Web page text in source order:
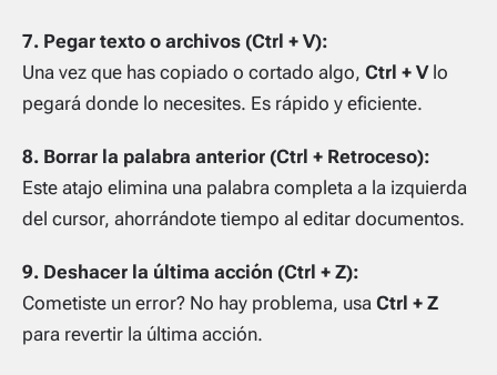
7. Pegar texto o archivos (Ctrl + V):
Una vez que has copiado o cortado algo, Ctrl + Vlo
pegará donde lo necesites. Es rápido y eficiente.
8. Borrar la palabra anterior (Ctrl + Retroceso):
Este atajo elimina una palabra completa a la izquierda
del cursor, ahorrándote tiempo al editar documentos.
9. Deshacer la última acción (Ctrl + Z):
Cometiste un error? No hay problema, usa Ctrl + Z
para revertir la última acción.